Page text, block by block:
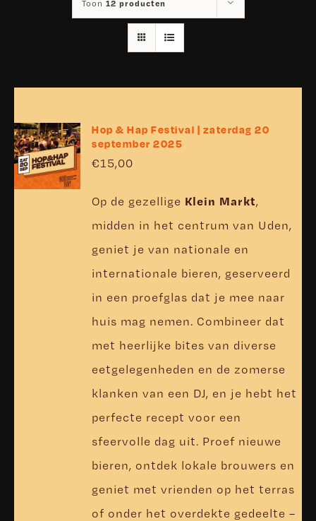
Toon 12 producten
Hop & Hap Festival | zaterdag 20
september 2025
€15,00
Op de gezellige Klein Markt,
midden in het centrum van Uden,
geniet je van nationale en
internationale bieren, geserveerd
in een proefglas dat je mee naar
huis mag nemen. Combineer dat
met heerlijke bites van diverse
eetgelegenheden en de zomerse
klanken van een DJ, en je hebt het
perfecte recept voor een
sfeervolle dag uit. Proef nieuwe
bieren, ontdek lokale brouwers en
geniet met vrienden op het terras
of onder het overdekte gedeelte –